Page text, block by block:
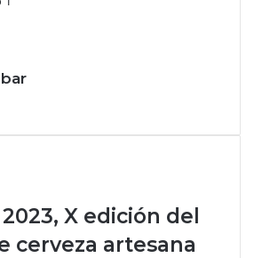
X edición del
cerveza artesana